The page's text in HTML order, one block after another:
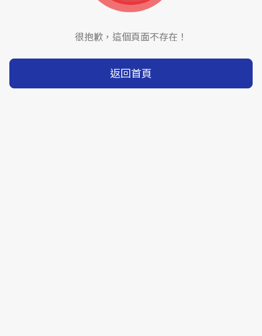
很抱歉，這個頁面不存在！
返回首頁